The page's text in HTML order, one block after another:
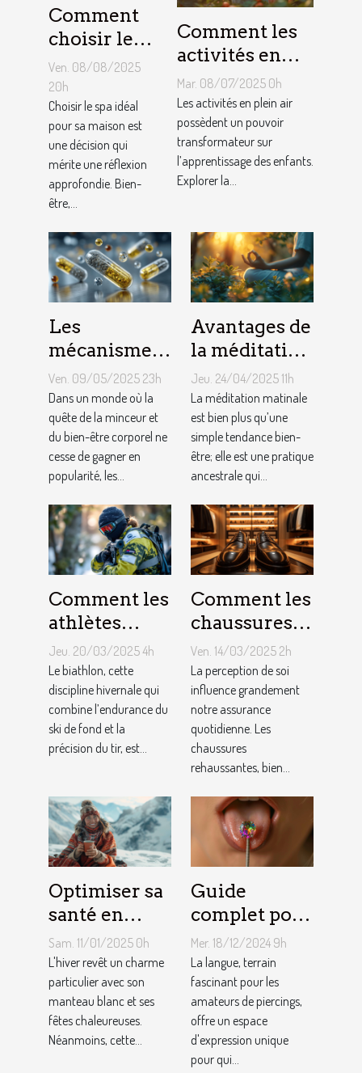
Comment
choisir le
meilleur
spa pour
votre
maison ?
Ven. 08/08/2025
20h
Choisir le spa idéal
pour sa maison est
une décision qui
mérite une réflexion
approfondie. Bien-
être,...
Comment les
activités en
plein air
favorisent-
elles
l'apprentissage
chez les
enfants ?
Mar. 08/07/2025 0h
Les activités en plein air
possèdent un pouvoir
transformateur sur
l’apprentissage des enfants.
Explorer la...
Les
mécanismes
d'action des
gélules
minceur sur
l'organisme
Ven. 09/05/2025 23h
Dans un monde où la
quête de la minceur et
du bien-être corporel ne
cesse de gagner en
popularité, les...
Avantages de
la méditation
matinale
pour le bien-
être
quotidien et
la gestion du
Jeu. 24/04/2025 11h
La méditation matinale
est bien plus qu’une
simple tendance bien-
être; elle est une pratique
ancestrale qui...
Comment les
athlètes
gèrent le
stress et les
attentes
d'une
carrière en
biathlon
Jeu. 20/03/2025 4h
Le biathlon, cette
discipline hivernale qui
combine l’endurance du
ski de fond et la
précision du tir, est...
Comment les
chaussures
rehaussantes
améliorent-
elles la
confiance en
soi ?
Ven. 14/03/2025 2h
La perception de soi
influence grandement
notre assurance
quotidienne. Les
chaussures
rehaussantes, bien...
Optimiser sa
santé en
hiver :
stratégies
naturelles de
prévention
et
Sam. 11/01/2025 0h
L'hiver revêt un charme
particulier avec son
manteau blanc et ses
fêtes chaleureuses.
Néanmoins, cette...
Guide
complet pour
choisir son
premier
piercing de
langue
Mer. 18/12/2024 9h
La langue, terrain
fascinant pour les
amateurs de piercings,
offre un espace
d'expression unique
pour qui...